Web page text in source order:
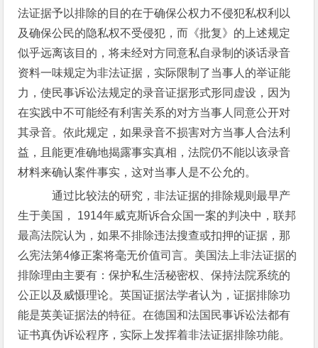
法证据予以排除的目的在于确保公权力不侵犯私权利以
及确保公民的隐私权不受侵犯，而《批复》的上述规定
似乎远离该目的，将未经对方同意私自录制的谈话录音
资料一味规定为非法证据，实际限制了当事人的举证能
力，使民事诉讼法规定的录音证据形式形同虚设，因为
在实践中不可能经有利害关系的对方当事人同意公开对
其录音。依此规定，如果录音不损害对方当事人合法利
益，且能更准确地揭露事实真相，法院仍不能以该录音
材料来确认案件事实，这对当事人是不公允的。
通过比较法的研究，非法证据的排除规则最早产
生于美国， 1914年威克斯诉合众国一案的判决中，联邦
最高法院认为，如果不排除违法搜查或扣押的证据，那
么宪法第4修正案将毫无价值司言。美国法上非法证据的
排除理由主要有：保护私生活秘密权、保持法院系统的
公正以及威慑理论。英国证据法学者认为，证据排除功
能是英美证据法的特征。在德国和法国民事诉讼法都有
证书真伪诉讼程序，实际上发挥着非法证据排除功能。